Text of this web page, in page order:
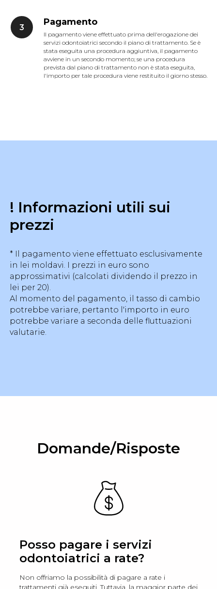
Pagamento
Il pagamento viene effettuato prima dell'erogazione dei
servizi odontoiatrici secondo il piano di trattamento. Se è
stata eseguita una procedura aggiuntiva, il pagamento
avviene in un secondo momento; se una procedura
prevista dal piano di trattamento non è stata eseguita,
l'importo per tale procedura viene restituito il giorno stesso.
! Informazioni utili sui
prezzi
* Il pagamento viene effettuato esclusivamente
in lei moldavi. I prezzi in euro sono
approssimativi (calcolati dividendo il prezzo in
lei per 20).
Al momento del pagamento, il tasso di cambio
potrebbe variare, pertanto l'importo in euro
potrebbe variare a seconda delle fluttuazioni
valutarie.
Domande/Risposte
Posso pagare i servizi
odontoiatrici a rate?
Non offriamo la possibilità di pagare a rate i
trattamenti già eseguiti. Tuttavia, la maggior parte dei